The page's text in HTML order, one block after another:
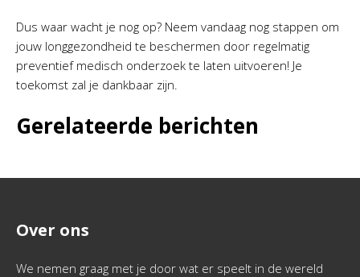
Dus waar wacht je nog op? Neem vandaag nog stappen om
jouw longgezondheid te beschermen door regelmatig
preventief medisch onderzoek te laten uitvoeren! Je
toekomst zal je dankbaar zijn.
Gerelateerde berichten
Over ons
We nemen graag met je door wat er speelt in de wereld